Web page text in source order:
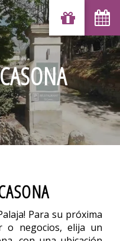
Para su próxima
o negocios, elija un